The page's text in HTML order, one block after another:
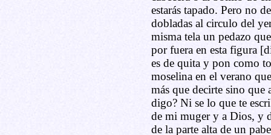
estarás tapado. Pero no
dobladas al circulo del
misma tela un pedazo
por fuera en esta figura
es de quita y pon como
moselina en el verano
más que decirte sino que
digo? Ni se lo que te
de mi muger y a Dios, y
de la parte alta de un